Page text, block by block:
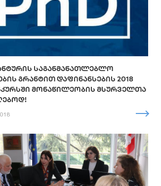
ᲡᲐᲒᲐᲜᲛᲐᲜᲐᲗᲚᲔᲑᲚᲝ
ᲒᲠᲐᲜᲢᲘᲗ ᲓᲐᲤᲘᲜᲐᲜᲡᲔᲑᲘᲡ 2018
ᲛᲝᲜᲐᲬᲘᲚᲔᲝᲑᲘᲡ ᲛᲡᲣᲠᲕᲔᲚᲗᲐ